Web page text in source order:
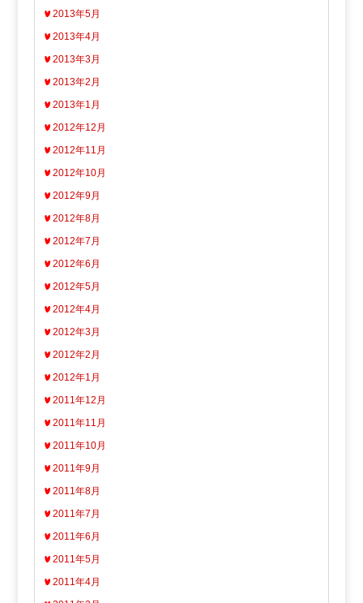
2013年5月
2013年4月
2013年3月
2013年2月
2013年1月
2012年12月
2012年11月
2012年10月
2012年9月
2012年8月
2012年7月
2012年6月
2012年5月
2012年4月
2012年3月
2012年2月
2012年1月
2011年12月
2011年11月
2011年10月
2011年9月
2011年8月
2011年7月
2011年6月
2011年5月
2011年4月